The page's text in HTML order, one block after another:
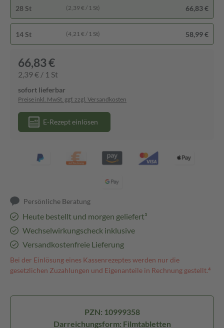
28 St (2,39 € / 1 St) 66,83 €
14 St (4,21 € / 1 St) 58,99 €
66,83 €
2,39 € / 1 St
sofort lieferbar
Preise inkl. MwSt. ggf. zzgl. Versandkosten
E-Rezept einlösen
Persönliche Beratung
Heute bestellt und morgen geliefert³
Wechselwirkungscheck inklusive
Versandkostenfreie Lieferung
Bei der Einlösung eines Kassenrezeptes werden nur die
gesetzlichen Zuzahlungen und Eigenanteile in Rechnung gestellt.⁴
PZN: 10999358
Darreichungsform: Filmtabletten